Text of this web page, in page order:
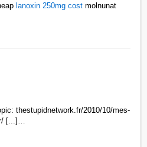
lanoxin 250mg cost molnunat
thestupidnetwork.fr/2010/10/mes-
[...]…